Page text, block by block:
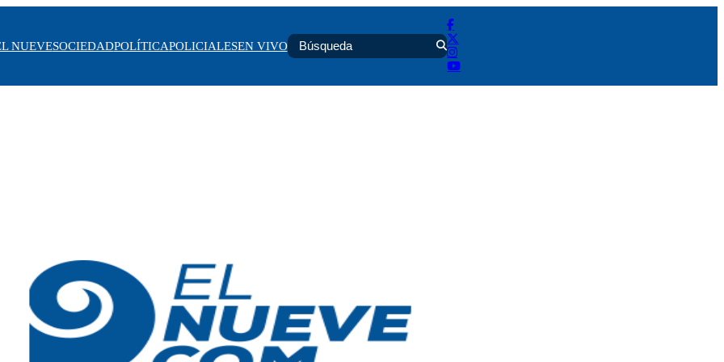
NUEVESOCIEDADPOLÍTICAPOLICIALESEN VIVO